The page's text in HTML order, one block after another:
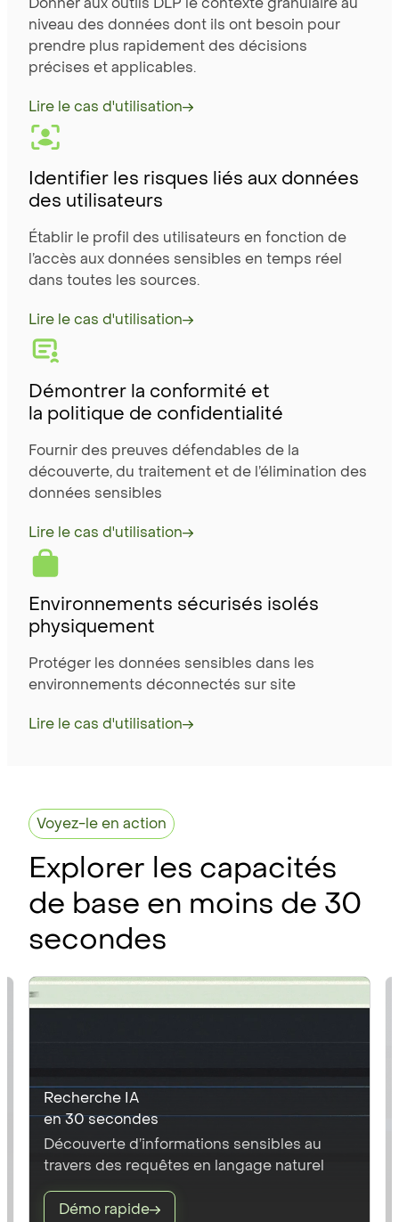
niveau des données dont ils ont besoin pour
prendre plus rapidement des décisions
précises et applicables.
Lire le cas d'utilisation
Identifier les risques liés aux données
des utilisateurs
Établir le profil des utilisateurs en fonction de
l’accès aux données sensibles en temps réel
dans toutes les sources.
Lire le cas d'utilisation
Démontrer la conformité et
la politique de confidentialité
Fournir des preuves défendables de la
découverte, du traitement et de l’élimination des
données sensibles
Lire le cas d'utilisation
Environnements sécurisés isolés
physiquement
Protéger les données sensibles dans les
environnements déconnectés sur site
Lire le cas d'utilisation
Voyez-le en action
Explorer les capacités
de base en moins de 30
secondes
Recherche IA
en 30 secondes
Découverte d’informations sensibles au
travers des requêtes en langage naturel
Démo rapide